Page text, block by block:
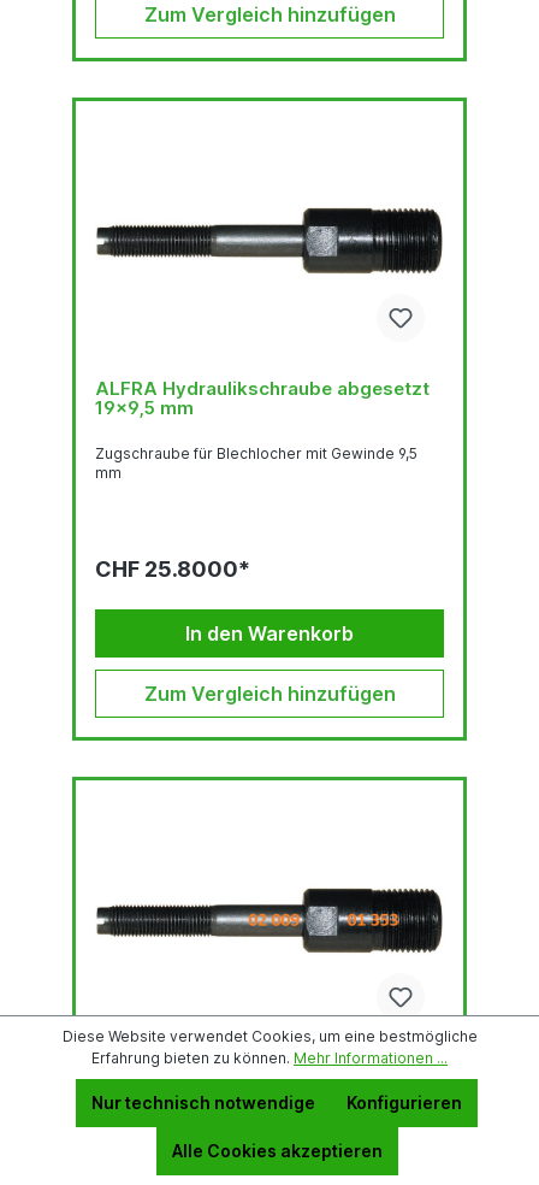
Zum Vergleich hinzufügen
ALFRA Hydraulikschraube abgesetzt
19x9,5 mm
Zugschraube für Blechlocher mit Gewinde 9,5
mm
CHF 25.8000*
In den Warenkorb
Zum Vergleich hinzufügen
ALFRA Hydraulikschraube
Zugschraube für Blechlocher mit Gewinde 9,5
mm Verpackungseinheit: 5 Stück
Diese Website verwendet Cookies, um eine bestmögliche
Erfahrung bieten zu können. Mehr Informationen ...
Nur technisch notwendige Konfigurieren
Alle Cookies akzeptieren